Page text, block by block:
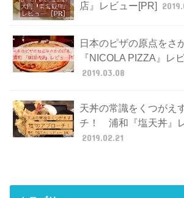
店』レビュー[PR]
日本のピザの原点をさ
『NICOLA PIZZA』レ
2019.03.08
天丼の常識をくつがえ
チ！ 浦和『塩天丼』
2019.02.21